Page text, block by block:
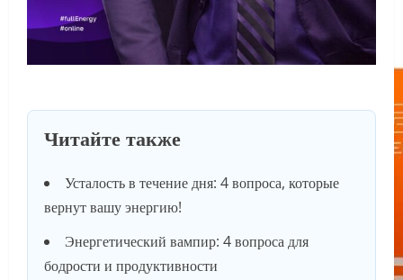
Читайте также
Усталость в течение дня: 4 вопроса, которые
вернут вашу энергию!
Энергетический вампир: 4 вопроса для
бодрости и продуктивности